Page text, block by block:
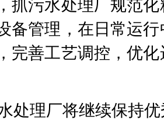
抓污水处理厂规范
备管理，在日常运
完善工艺调控，优
处理厂将继续保持